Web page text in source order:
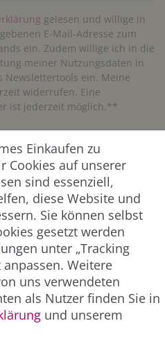
gelesen und willige in
E-Mail-Adresse zum
ein. Zudem willige ich in die
meiner Nutzungsdaten in
Newslettertools ein. Meine
widerrufen. Eine
ist jederzeit möglich.**
es sich um ein Pflichtfeld.
Einkaufen zu
Cookies auf unserer
sind essenziell,
diese Website und
Sie können selbst
gesetzt werden
unter „Tracking
Weitere
uns verwendeten
als Nutzer finden Sie in
und unserem